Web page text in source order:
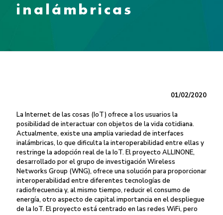
inalámbricas
01/02/2020
La Internet de las cosas (IoT) ofrece a los usuarios la
posibilidad de interactuar con objetos de la vida cotidiana.
Actualmente, existe una amplia variedad de interfaces
inalámbricas, lo que dificulta la interoperabilidad entre ellas y
restringe la adopción real de la IoT. El proyecto ALLINONE,
desarrollado por el grupo de investigación Wireless
Networks Group (WNG), ofrece una solución para proporcionar
interoperabilidad entre diferentes tecnologías de
radiofrecuencia y, al mismo tiempo, reducir el consumo de
energía, otro aspecto de capital importancia en el despliegue
de la IoT. El proyecto está centrado en las redes WiFi, pero